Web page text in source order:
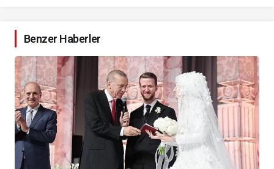
Benzer Haberler